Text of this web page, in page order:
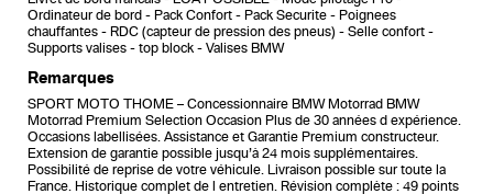
Ordinateur de bord
Pack Confort Pack Securite
Poignees
chauffantes
RDC (capteur de pression des pneus)
Selle confort
Supports valises
top block Valises BMW
Remarques
SPORT MOTO THOME – Concessionnaire BMW Motorrad BMW
Motorrad Premium Selection Occasion Plus de 30 années d expérience.
Occasions labellisées. Assistance et Garantie Premium constructeur.
Extension de garantie possible jusqu’à 24 mois supplémentaires.
Possibilité de reprise de votre véhicule. Livraison possible sur toute la
France. Historique complet de l entretien. Révision complète : 49 points